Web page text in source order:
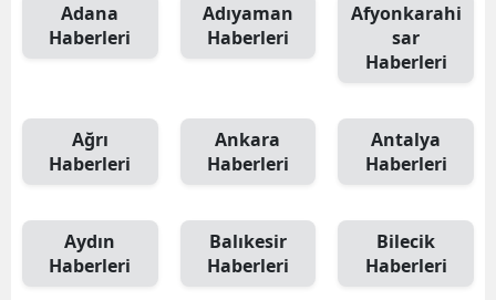
Adana
Haberleri
Adıyaman
Haberleri
Afyonkarahi
sar
Haberleri
Ağrı
Haberleri
Ankara
Haberleri
Antalya
Haberleri
Aydın
Haberleri
Balıkesir
Haberleri
Bilecik
Haberleri